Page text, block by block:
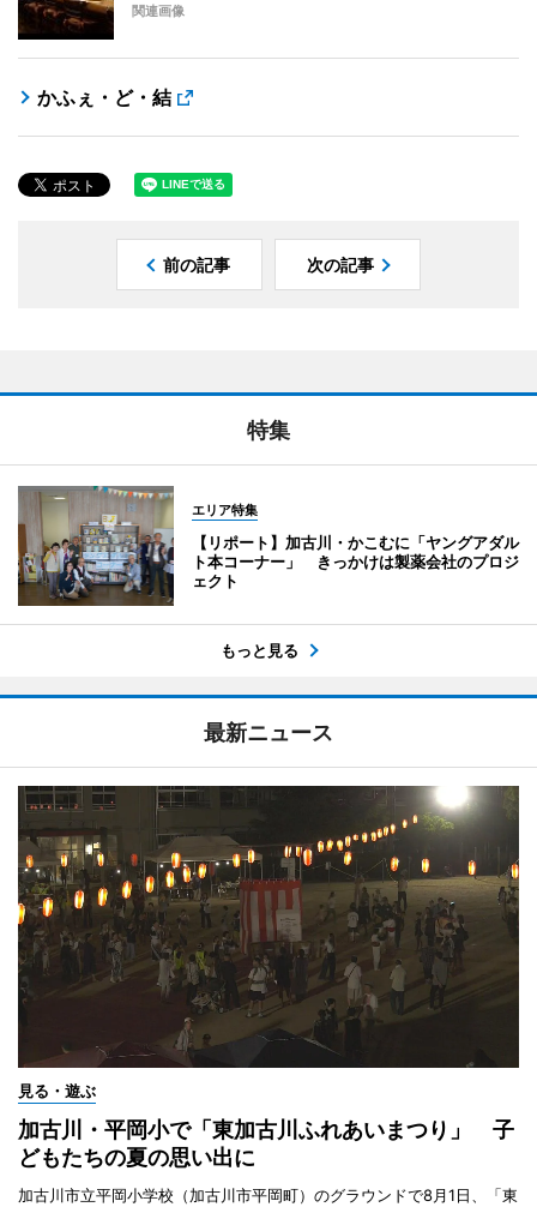
関連画像
かふぇ・ど・結
前の記事 次の記事
特集
エリア特集
【リポート】加古川・かこむに「ヤングアダル
ト本コーナー」 きっかけは製薬会社のプロジ
ェクト
もっと見る
最新ニュース
見る・遊ぶ
加古川・平岡小で「東加古川ふれあいまつり」 子
どもたちの夏の思い出に
加古川市立平岡小学校（加古川市平岡町）のグラウンドで8月1日、「東